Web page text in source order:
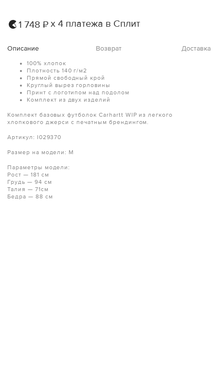
1 748 ₽ х 4 платежа в Сплит
Описание Возврат Доставка
100% хлопок
Плотность 140 г/м2
Прямой свободный крой
Круглый вырез горловины
Принт с логотипом над подолом
Комплект из двух изделий
Комплект базовых футболок Carhartt WIP из легкого
хлопкового джерси с печатным брендингом.
Артикул: I029370
Размер на модели: М
Параметры модели:
Рост — 181 см
Грудь — 94 см
Талия — 71см
Бедра — 88 см